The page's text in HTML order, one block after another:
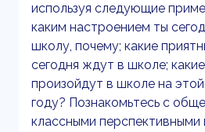
используя следующие
каким настроением ты
школу, почему; какие
сегодня ждут в школе;
произойдут в школе на
году? Познакомьтесь с
классными перспективными